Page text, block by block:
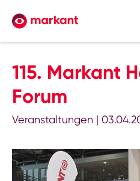
115. Markant
Forum
Veranstaltungen |